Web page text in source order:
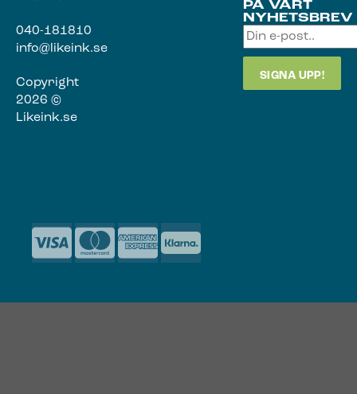
040-181810
info@likeink.se
Copyright
2026 ©
Likeink.se
PÅ VÅRT
NYHETSBREV